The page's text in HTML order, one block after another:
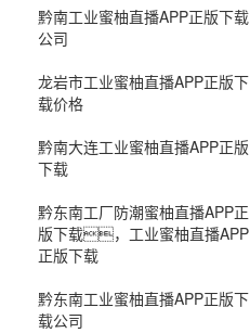
黔南工业蜜柚直播APP正版下载
公司
龙岩市工业蜜柚直播APP正版下
载价格
黔南大连工业蜜柚直播APP正版
下载
黔东南工厂防潮蜜柚直播APP正
版下载，工业蜜柚直播APP
正版下载
黔东南工业蜜柚直播APP正版下
载公司